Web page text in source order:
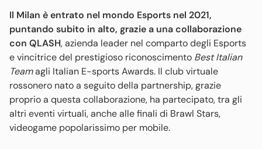
Il Milan è entrato nel mondo Esports nel 2021,
puntando subito in alto, grazie a una collaborazione
con QLASH, azienda leader nel comparto degli Esports
e vincitrice del prestigioso riconoscimento Best Italian
Teamagli Italian E-sports Awards. Il club virtuale
rossonero nato a seguito della partnership, grazie
proprio a questa collaborazione, ha partecipato, tra gli
altri eventi virtuali, anche alle finali di Brawl Stars,
videogame popolarissimo per mobile.